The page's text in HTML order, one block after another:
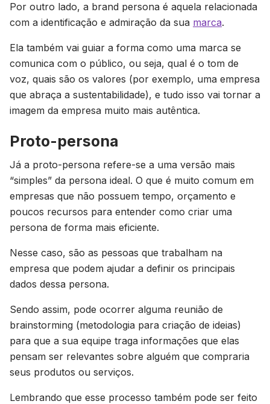
Por outro lado, a brand persona é aquela relacionada
com a identificação e admiração da sua marca.
Ela também vai guiar a forma como uma marca se
comunica com o público, ou seja, qual é o tom de
voz, quais são os valores (por exemplo, uma empresa
que abraça a sustentabilidade), e tudo isso vai tornar a
imagem da empresa muito mais autêntica.
Proto-persona
Já a proto-persona refere-se a uma versão mais
“simples” da persona ideal. O que é muito comum em
empresas que não possuem tempo, orçamento e
poucos recursos para entender como criar uma
persona de forma mais eficiente.
Nesse caso, são as pessoas que trabalham na
empresa que podem ajudar a definir os principais
dados dessa persona.
Sendo assim, pode ocorrer alguma reunião de
brainstorming (metodologia para criação de ideias)
para que a sua equipe traga informações que elas
pensam ser relevantes sobre alguém que compraria
seus produtos ou serviços.
Lembrando que esse processo também pode ser feito